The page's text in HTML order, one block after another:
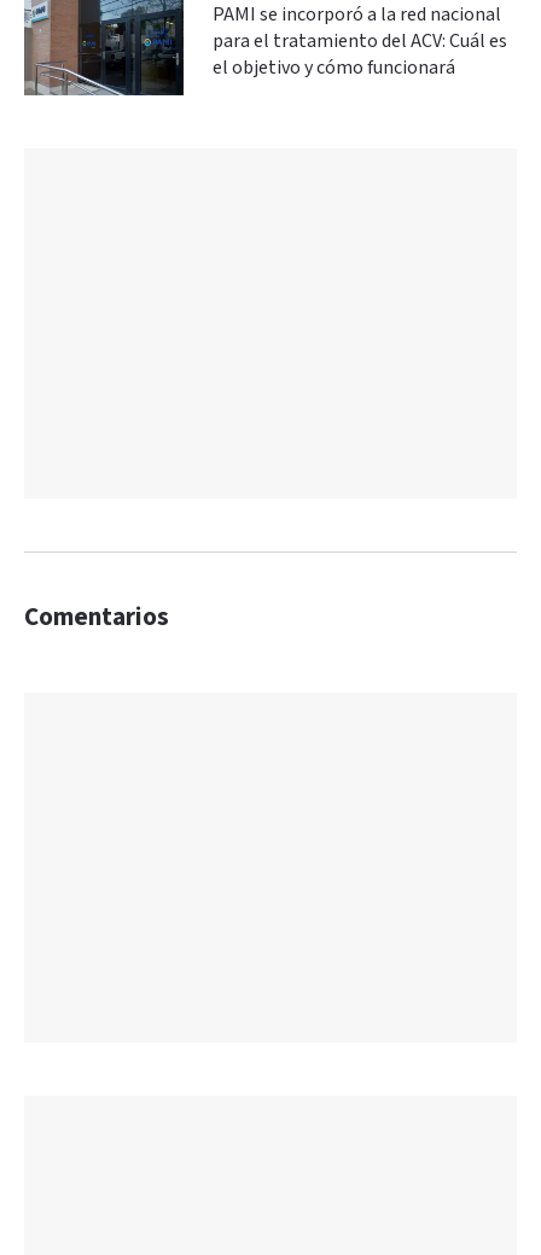
PAMI se incorporó a la red nacional
para el tratamiento del ACV: Cuál es
el objetivo y cómo funcionará
Comentarios